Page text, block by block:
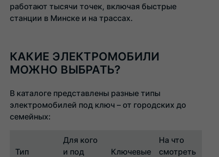
работают тысячи точек, включая быстрые
станции в Минске и на трассах.
КАКИЕ ЭЛЕКТРОМОБИЛИ
МОЖНО ВЫБРАТЬ?
В каталоге представлены разные типы
электромобилей под ключ – от городских до
семейных:
Тип
Для кого
и под
Ключевые
На что
смотреть